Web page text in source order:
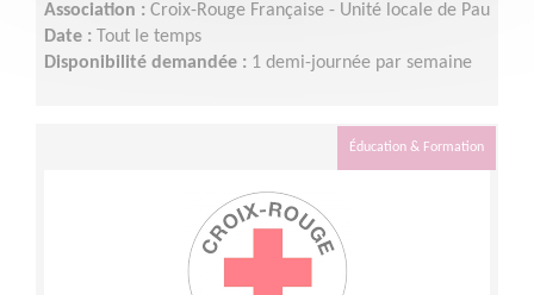
Association : Croix-Rouge Française - Unité locale de Pau
Date :
Tout le temps
Disponibilité demandée : 1 demi-journée par semaine
Éducation & Formation